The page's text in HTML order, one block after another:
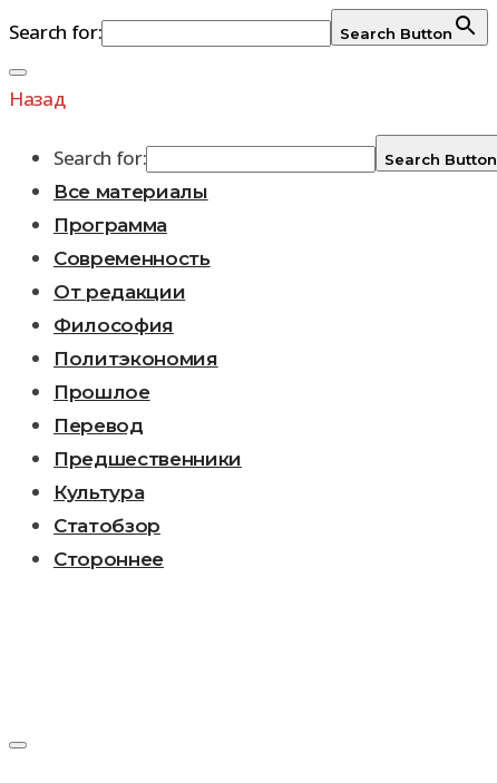
Search for: Search Button
Перейти
к
Назад
Search for: Search Button
Все материалы
Программа
Современность
От редакции
Философия
Политэкономия
Прошлое
Перевод
Предшественники
Культура
Статобзор
Стороннее